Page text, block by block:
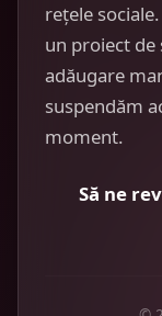
rețele
un proiect
adăugare
suspendăm
moment.
Să ne